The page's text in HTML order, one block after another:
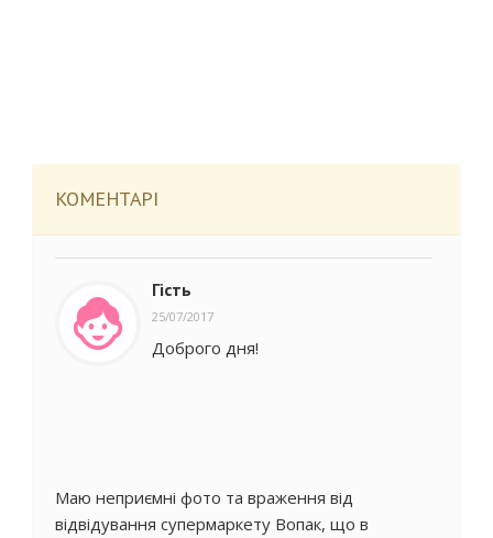
КОМЕНТАРІ
Гість
25/07/2017
Доброго дня!
Маю неприємні фото та враження від
відвідування супермаркету Вопак, що в